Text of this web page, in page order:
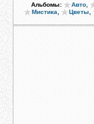
Альбомы: Авто
Мистика Цветы